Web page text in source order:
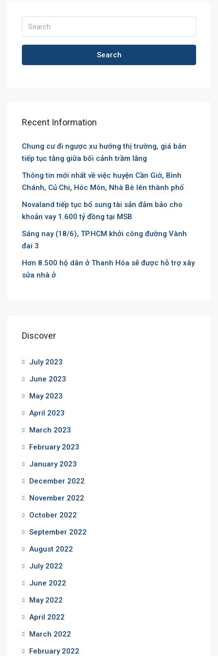
Search
Recent Information
Chung cư đi ngược xu hướng thị trường, giá bán
tiếp tục tăng giữa bối cảnh trầm lắng
Thông tin mới nhất về việc huyện Cần Giờ, Bình
Chánh, Củ Chi, Hóc Môn, Nhà Bè lên thành phố
Novaland tiếp tục bổ sung tài sản đảm bảo cho
khoản vay 1.600 tỷ đồng tại MSB
Sáng nay (18/6), TP.HCM khởi công đường Vành
đai 3
Hơn 8.500 hộ dân ở Thanh Hóa sẽ được hỗ trợ xây
sửa nhà ở
Discover
July 2023
June 2023
May 2023
April 2023
March 2023
February 2023
January 2023
December 2022
November 2022
October 2022
September 2022
August 2022
July 2022
June 2022
May 2022
April 2022
March 2022
February 2022